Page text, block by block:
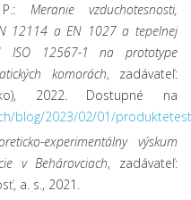
Meranie vzduchotesnosti,
12114 a EN 1027 a tepelnej
ISO 12567-1 na prototype
komorách, zadávateľ:
2022. Dostupné na
blog/2023/02/01/
experimentálny výskum
v Behárovciach, zadávateľ:
a. s., 2021.